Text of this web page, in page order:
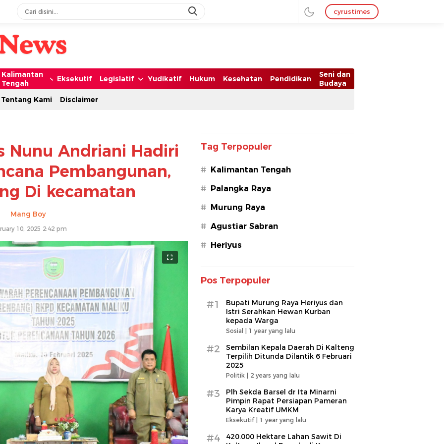
cyrustimes
Kalimantan
Tengah
Eksekutif Legislatif Yudikatif Hukum Kesehatan Pendidikan
Seni dan
Budaya
Tentang Kami
Disclaimer
Nunu Andriani Hadiri
Pembangunan,
Di kecamatan
Mang Boy
10, 2025 2:42 pm
Tag Terpopuler
# Kalimantan Tengah
# Palangka Raya
# Murung Raya
# Agustiar Sabran
# Heriyus
Pos Terpopuler
#1
Bupati Murung Raya Heriyus dan
Istri Serahkan Hewan Kurban
kepada Warga
Sosial | 1 year yang lalu
#2
Sembilan Kepala Daerah Di Kalteng
Terpilih Ditunda Dilantik 6 Februari
2025
Politik | 2 years yang lalu
#3
Plh Sekda Barsel dr Ita Minarni
Pimpin Rapat Persiapan Pameran
Karya Kreatif UMKM
Eksekutif | 1 year yang lalu
#4
420.000 Hektare Lahan Sawit Di